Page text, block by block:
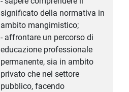
significato della normativa in
ambito mangimistico;
- affrontare un percorso di
educazione professionale
permanente, sia in ambito
privato che nel settore
pubblico, facendo